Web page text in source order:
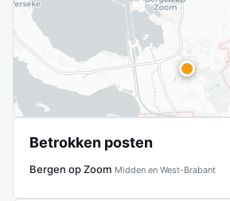
Betrokken posten
Bergen op Zoom Midden en West-Brabant